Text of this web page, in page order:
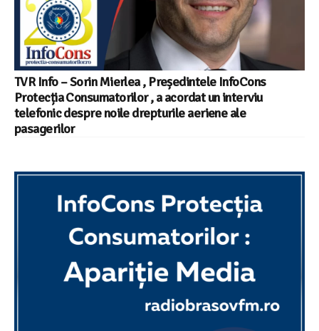
TVR Info – Sorin Mierlea , Președintele InfoCons
Protecția Consumatorilor , a acordat un interviu
telefonic despre noile drepturile aeriene ale
pasagerilor